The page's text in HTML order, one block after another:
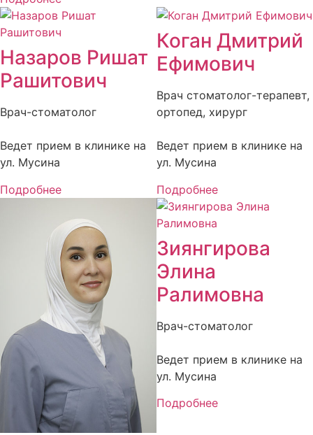
Назаров Ришат
Рашитович
Врач-стоматолог
Ведет прием в клинике на
ул. Мусина
Подробнее
Коган Дмитрий
Ефимович
Врач стоматолог-терапевт,
ортопед, хирург
Ведет прием в клинике на
ул. Мусина
Подробнее
Зиянгирова
Элина
Ралимовна
Врач-стоматолог
Ведет прием в клинике на
ул. Мусина
Подробнее